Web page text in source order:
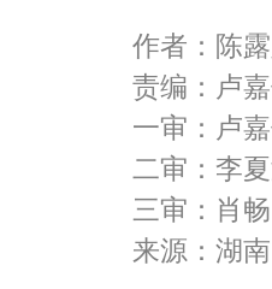
作者：陈
责编：卢
一审：卢
二审：李
三审：肖畅
来源：湖